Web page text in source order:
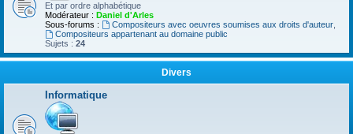
Et par ordre alphabétique
Modérateur : Daniel d'Arles
Sous-forums :
Compositeurs avec oeuvres soumises aux droits d'auteur,
Compositeurs appartenant au domaine public
Sujets : 24
Divers
Informatique